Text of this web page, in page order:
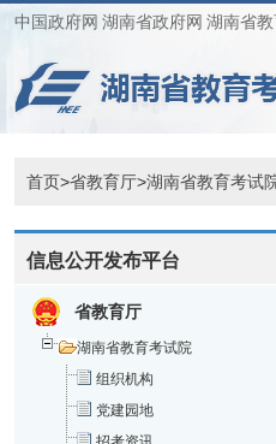
中国政府网 湖南省政府网 湖南省
首页>省教育厅>湖南省教育考试
信息公开发布平台
省教育厅
湖南省教育考试院
组织机构
党建园地